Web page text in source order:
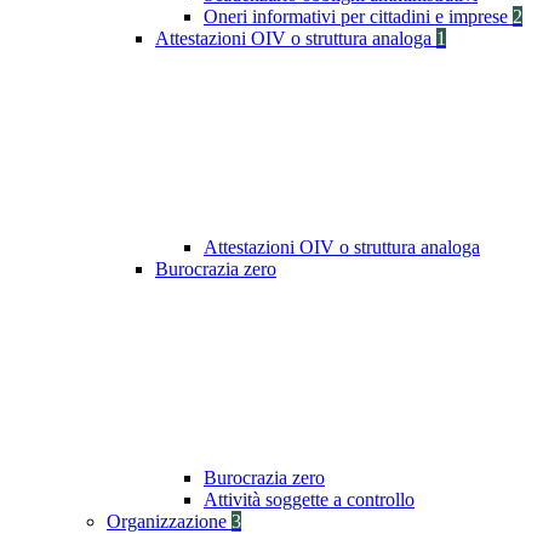
Oneri informativi per cittadini e imprese 2
Attestazioni OIV o struttura analoga 1
Attestazioni OIV o struttura analoga
Burocrazia zero
Burocrazia zero
Attività soggette a controllo
Organizzazione 3